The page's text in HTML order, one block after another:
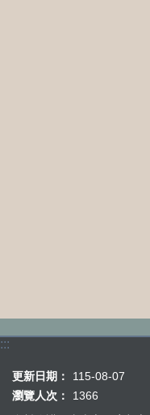
:::
更新日期：
115-08-07
瀏覽人次：
1366